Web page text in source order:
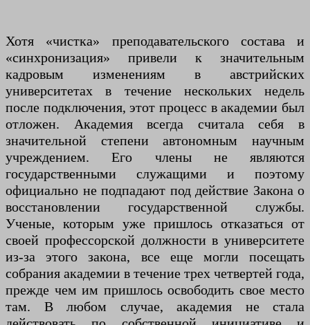
Хотя «чистка» преподавательского состава и
«синхронизация» привели к значительным
кадровым изменениям в австрийских
университетах в течение нескольких недель
после подключения, этот процесс в академии был
отложен. Академия всегда считала себя в
значительной степени автономным научным
учреждением. Его члены не являются
государственными служащими и поэтому
официально не подпадают под действие Закона о
восстановлении государственной службы.
Ученые, которым уже пришлось отказаться от
своей профессорской должности в университете
из-за этого закона, все еще могли посещать
собрания академии в течение трех четвертей года,
прежде чем им пришлось освободить свое место
там. В любом случае, академия не стала